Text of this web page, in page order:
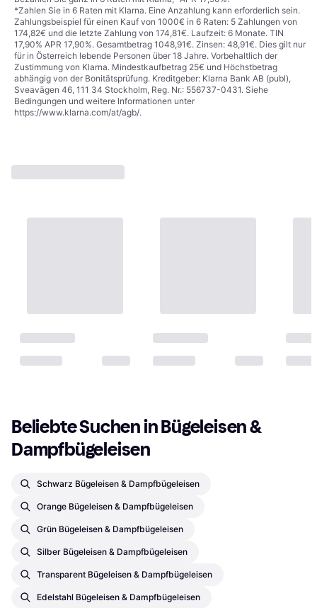
*Zahlen Sie in 6 Raten mit Klarna. Eine Anzahlung kann erforderlich sein.
Zahlungsbeispiel für einen Kauf von 1000€ in 6 Raten: 5 Zahlungen von
174,82€ und die letzte Zahlung von 174,81€. Laufzeit: 6 Monate. TIN
17,90% APR 17,90%. Gesamtbetrag 1048,91€. Zinsen: 48,91€. Dies gilt nur
für in Österreich lebende Personen über 18 Jahre. Vorbehaltlich der
Zustimmung von Klarna. Mindestkaufbetrag 25€ und Höchstbetrag
abhängig von der Bonitätsprüfung. Kreditgeber: Klarna Bank AB (publ),
Sveavägen 46, 111 34 Stockholm, Reg. Nr.: 556737-0431. Siehe
Bedingungen und weitere Informationen unter
https://www.klarna.com/at/agb/.
Beliebte Suchen in Bügeleisen &
Dampfbügeleisen
Schwarz Bügeleisen & Dampfbügeleisen
Orange Bügeleisen & Dampfbügeleisen
Grün Bügeleisen & Dampfbügeleisen
Silber Bügeleisen & Dampfbügeleisen
Transparent Bügeleisen & Dampfbügeleisen
Edelstahl Bügeleisen & Dampfbügeleisen